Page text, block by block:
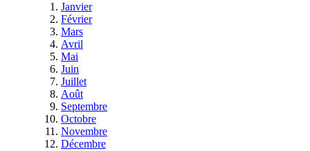
Janvier
Février
Mars
Avril
Mai
Juin
Juillet
Août
Septembre
Octobre
Novembre
Décembre